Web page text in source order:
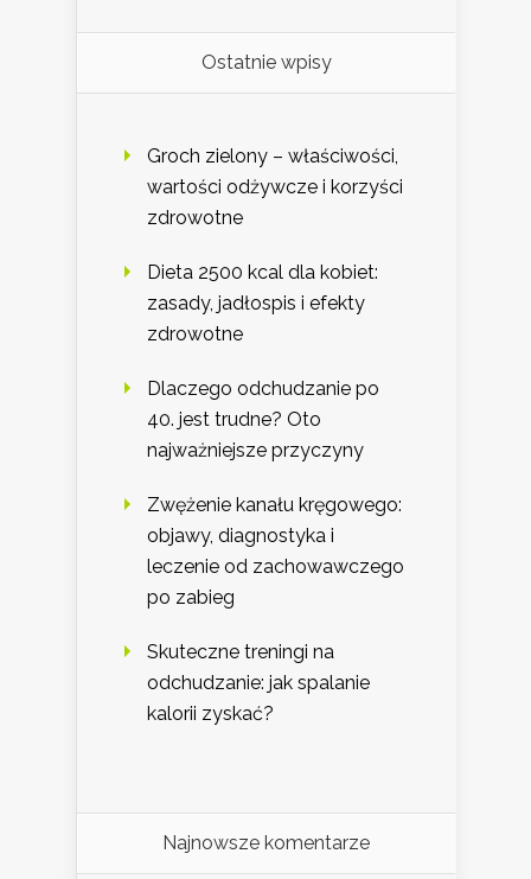
Ostatnie wpisy
Groch zielony – właściwości,
wartości odżywcze i korzyści
zdrowotne
Dieta 2500 kcal dla kobiet:
zasady, jadłospis i efekty
zdrowotne
Dlaczego odchudzanie po
40. jest trudne? Oto
najważniejsze przyczyny
Zwężenie kanału kręgowego:
objawy, diagnostyka i
leczenie od zachowawczego
po zabieg
Skuteczne treningi na
odchudzanie: jak spalanie
kalorii zyskać?
Najnowsze komentarze